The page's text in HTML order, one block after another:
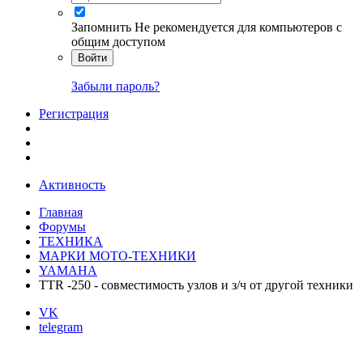
Запомнить Не рекомендуется для компьютеров с
общим доступом
Войти
Забыли пароль?
Регистрация
Активность
Главная
Форумы
ТЕХНИКА
МАРКИ МОТО-ТЕХНИКИ
YAMAHA
ТТR -250 - совместимость узлов и з/ч от другой техники
VK
telegram